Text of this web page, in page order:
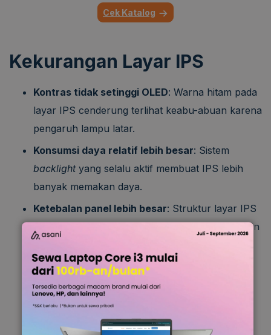
Cek Katalog
Kekurangan Layar IPS
Kontras tidak setinggi OLED: Warna hitam pada
layar IPS cenderung terlihat keabu-abuan karena
pengaruh lampu latar.
Konsumsi daya relatif lebih besar: Sistem
backlightyang selalu aktif membuat IPS lebih
banyak memakan daya.
Ketebalan panel lebih besar: Struktur layar IPS
membutuhkan lapisan tambahan sehingga desain
Kurang optimal untuk kebutuhan visual
lebih cocok untuk stabilitas kerja dibandingkan
pengalaman visual yang sangat tajam.